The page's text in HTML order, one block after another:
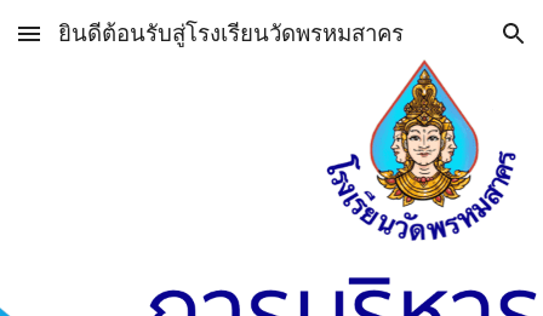
Skip to main content Skip to navigation
ยินดีต้อนรับสู่โรงเรียนวัดพรหมสาคร